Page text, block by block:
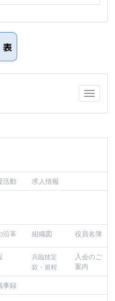
活動 求人情報
沿革 組織図 役員名簿
兵臨技定
款・規程
入会のご
案内
事録